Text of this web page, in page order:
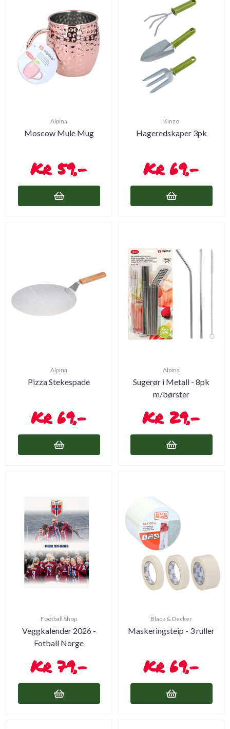
Alpina
Moscow Mule Mug
59,-
Kinzo
Hageredskaper 3pk
69,-
Alpina
Pizza Stekespade
69,-
Alpina
Sugerør i Metall - 8pk
m/børster
29,-
Football Shop
Veggkalender 2026 -
Fotball Norge
79,-
Black & Decker
Maskeringsteip - 3 ruller
69,-